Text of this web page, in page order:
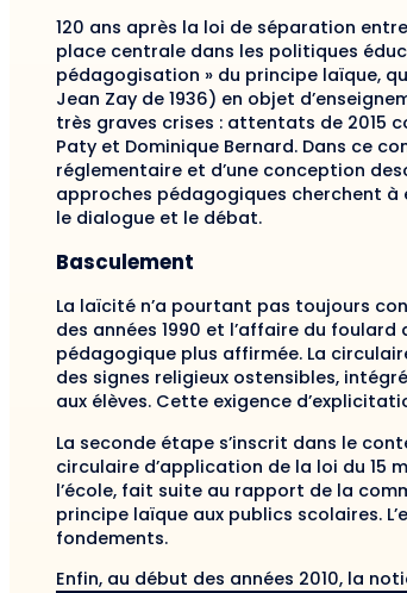
120 ans après la loi de séparation
place centrale dans les politiques
pédagogisation » du principe laïque,
Jean Zay de 1936) en objet
très graves crises : attentats de 2015
Paty et Dominique Bernard. Dans ce
réglementaire et d’une conception
approches pédagogiques cherchent à
le dialogue et le débat.
Basculement
La laïcité n’a pourtant pas toujours
des années 1990 et l’affaire du
pédagogique plus affirmée. La
des signes religieux ostensibles,
aux élèves. Cette exigence
La seconde étape s’inscrit dans le
circulaire d’application de la loi du 15
l’école, fait suite au rapport de la
principe laïque aux publics scolaires.
fondements.
Enfin, au début des années 2010, la